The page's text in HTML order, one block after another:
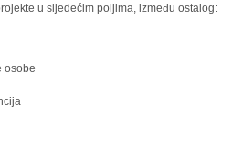
u sljedećim poljima, između ostalog:
osobe